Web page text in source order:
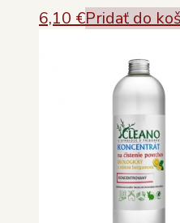
6,10 €Pridať do